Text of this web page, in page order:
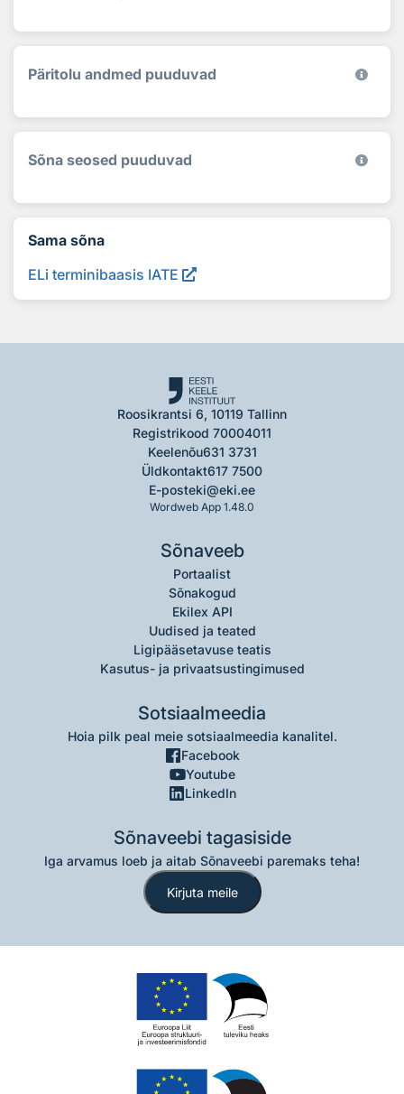
Päritolu andmed puuduvad
Sõna seosed puuduvad
Sama sõna
ELi terminibaasis IATE
Roosikrantsi 6, 10119 Tallinn
Registrikood 70004011
Keelenõu631 3731
Üldkontakt617 7500
E-posteki@eki.ee
Wordweb App 1.48.0
Sõnaveeb
Portaalist
Sõnakogud
Ekilex API
Uudised ja teated
Ligipääsetavuse teatis
Kasutus- ja privaatsustingimused
Sotsiaalmeedia
Hoia pilk peal meie sotsiaalmeedia kanalitel.
Facebook
Youtube
LinkedIn
Sõnaveebi tagasiside
Iga arvamus loeb ja aitab Sõnaveebi paremaks teha!
Kirjuta meile